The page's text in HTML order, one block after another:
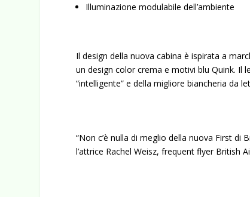
Illuminazione modulabile dell’ambiente
Il design della nuova cabina è ispirata a
un design color crema e motivi blu Quink.
“intelligente” e della migliore biancheria da
“Non c’è nulla di meglio della nuova First
l’attrice Rachel Weisz, frequent flyer British